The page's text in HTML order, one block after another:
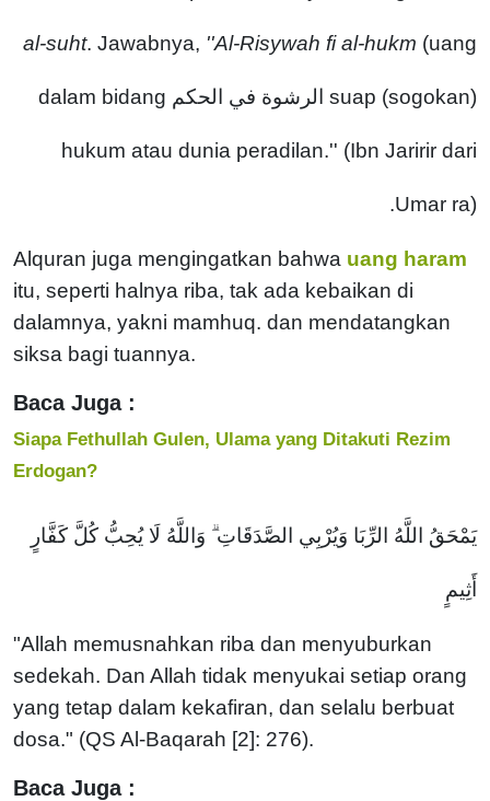
al-suht. Jawabnya, ''Al-Risywah fi al-hukm (uang
suap (sogokan) الرشوة في الحكم dalam bidang
hukum atau dunia peradilan.'' (Ibn Jaririr dari
Umar ra).
Alquran juga mengingatkan bahwa uang haram
itu, seperti halnya riba, tak ada kebaikan di
dalamnya, yakni mamhuq. dan mendatangkan
siksa bagi tuannya.
Baca Juga :
Siapa Fethullah Gulen, Ulama yang Ditakuti Rezim
Erdogan?
يَمْحَقُ اللَّهُ الرِّبَا وَيُرْبِي الصَّدَقَاتِ ۗ وَاللَّهُ لَا يُحِبُّ كُلَّ كَفَّارٍ
أَثِيمٍ
"Allah memusnahkan riba dan menyuburkan
sedekah. Dan Allah tidak menyukai setiap orang
yang tetap dalam kekafiran, dan selalu berbuat
dosa." (QS Al-Baqarah [2]: 276).
Baca Juga :